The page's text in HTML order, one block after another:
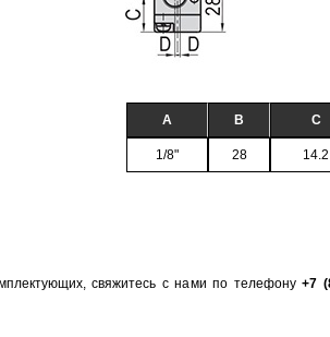
A B C
1/8" 28 14.2
свяжитесь с нами по телефону+7